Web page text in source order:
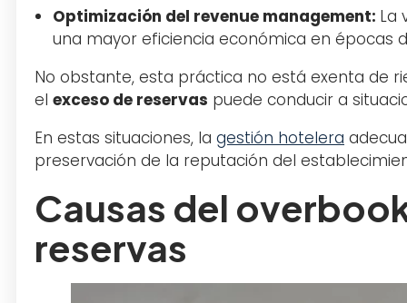
Optimización del revenue management: La
una mayor eficiencia económica en épocas
No obstante, esta práctica no está exenta de
el exceso de reservas puede conducir a
En estas situaciones, la gestión hotelera
preservación de la reputación del
Causas del
reservas